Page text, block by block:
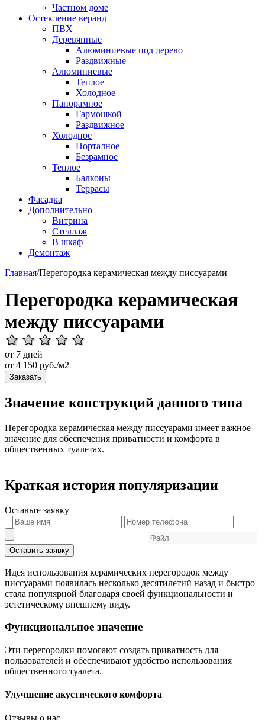
Частном доме
Остекление веранд
ПВХ
Деревянные
Алюминиевые под дерево
Раздвижные
Алюминиевые
Теплое
Холодное
Панорамное
Гармошкой
Раздвижное
Холодное
Порталное
Безрамное
Теплое
Балконы
Террасы
Фасадка
Дополнительно
Витрина
Стеллаж
В шкаф
Демонтаж
Главная/Перегородка керамическая между писсуарами
Перегородка керамическая
между писсуарами
от 7 дней
от 4 150 руб./м2
Заказать
Значение конструкций данного типа
Перегородка керамическая между писсуарами имеет важное
значение для обеспечения приватности и комфорта в
общественных туалетах.
Краткая история популяризации
Оставьте заявку
Оставить заявку
Идея использования керамических перегородок между
писсуарами появилась несколько десятилетий назад и быстро
стала популярной благодаря своей функциональности и
эстетическому внешнему виду.
Функциональное значение
Эти перегородки помогают создать приватность для
пользователей и обеспечивают удобство использования
общественного туалета.
Улучшение акустического комфорта
Отзывы о нас